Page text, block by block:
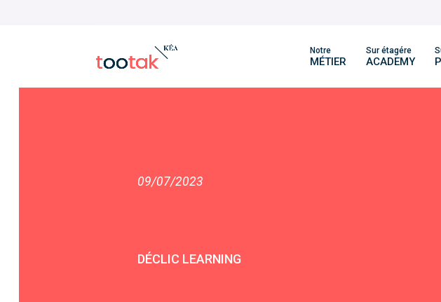
Notre
MÉTIER
Sur étagére
ACADEMY
09/07/2023
DÉCLIC LEARNING